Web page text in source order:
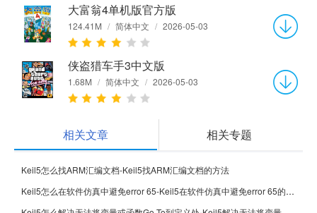
大富翁4单机版官方版
124.41M / 简体中文 / 2026-05-03
侠盗猎车手3中文版
1.68M / 简体中文 / 2026-05-03
相关文章 相关专题
Keil5怎么找ARM汇编文档-Keil5找ARM汇编文档的方法
Keil5怎么在软件仿真中避免error 65-Keil5在软件仿真中避免error 65的方法